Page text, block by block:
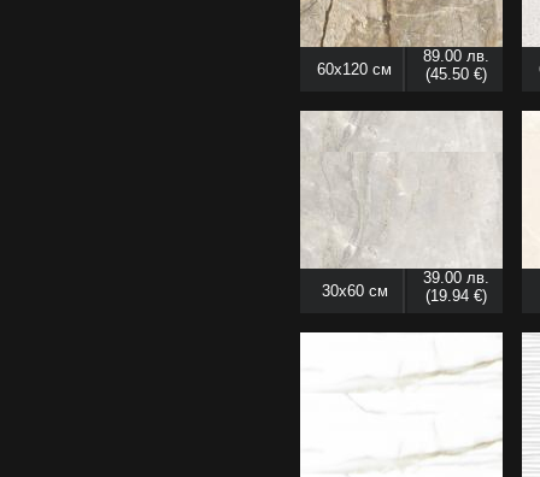
60x120 см
89.00 лв.
(45.50 €)
30x60 см
39.00 лв.
(19.94 €)